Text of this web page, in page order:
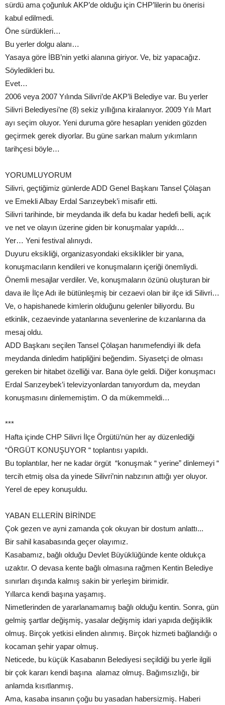
sürdü ama çoğunluk AKP’de olduğu için CHP’lilerin bu önerisi
kabul edilmedi.
Öne sürdükleri…
Bu yerler dolgu alanı…
Yasaya göre İBB’nin yetki alanına giriyor. Ve, biz yapacağız.
Söyledikleri bu.
Evet…
2006 veya 2007 Yılında Silivri’de AKP’li Belediye var. Bu yerler
Silivri Belediyesi’ne (8) sekiz yıllığına kiralanıyor. 2009 Yılı Mart
ayı seçim oluyor. Yeni duruma göre hesapları yeniden gözden
geçirmek gerek diyorlar. Bu güne sarkan malum yıkımların
tarihçesi böyle…
YORUMLUYORUM
Silivri, geçtiğimiz günlerde ADD Genel Başkanı Tansel Çölaşan
ve Emekli Albay Erdal Sarızeybek’i misafir etti.
Silivri tarihinde, bir meydanda ilk defa bu kadar hedefi belli, açık
ve net ve olayın üzerine giden bir konuşmalar yapıldı…
Yer… Yeni festival alınıydı.
Duyuru eksikliği, organizasyondaki eksiklikler bir yana,
konuşmacıların kendileri ve konuşmaların içeriği önemliydi.
Önemli mesajlar verdiler. Ve, konuşmaların özünü oluşturan bir
dava ile İlçe Adı ile bütünleşmiş bir cezaevi olan bir ilçe idi Silivri…
Ve, o hapishanede kimlerin olduğunu gelenler biliyordu. Bu
etkinlik, cezaevinde yatanlarına sevenlerine de kızanlarına da
mesaj oldu.
ADD Başkanı seçilen Tansel Çölaşan hanımefendiyi ilk defa
meydanda dinledim hatipliğini beğendim. Siyasetçi de olması
gereken bir hitabet özelliği var. Bana öyle geldi. Diğer konuşmacı
Erdal Sarızeybek’i televizyonlardan tanıyordum da, meydan
konuşmasını dinlememiştim. O da mükemmeldi…
***
Hafta içinde CHP Silivri İlçe Örgütü’nün her ay düzenlediği
“ÖRGÜT KONUŞUYOR “ toplantısı yapıldı.
Bu toplantılar, her ne kadar örgüt “konuşmak “ yerine” dinlemeyi “
tercih etmiş olsa da yinede Silivri’nin nabzının attığı yer oluyor.
Yerel de epey konuşuldu.
YABAN ELLERİN BİRİNDE
Çok gezen ve ayni zamanda çok okuyan bir dostum anlattı...
Bir sahil kasabasında geçer olayımız.
Kasabamız, bağlı olduğu Devlet Büyüklüğünde kente oldukça
uzaktır. O devasa kente bağlı olmasına rağmen Kentin Belediye
sınırları dışında kalmış sakin bir yerleşim birimidir.
Yıllarca kendi başına yaşamış.
Nimetlerinden de yararlanamamış bağlı olduğu kentin. Sonra, gün
gelmiş şartlar değişmiş, yasalar değişmiş idari yapıda değişiklik
olmuş. Birçok yetkisi elinden alınmış. Birçok hizmeti bağlandığı o
kocaman şehir yapar olmuş.
Neticede, bu küçük Kasabanın Belediyesi seçildiği bu yerle ilgili
bir çok kararı kendi başına alamaz olmuş. Bağımsızlığı, bir
anlamda kısıtlanmış.
Ama, kasaba insanın çoğu bu yasadan habersizmiş. Haberi